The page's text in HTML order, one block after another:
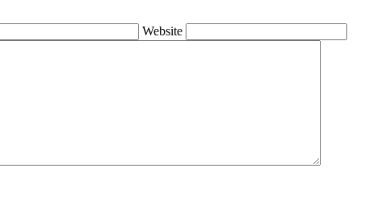
Website